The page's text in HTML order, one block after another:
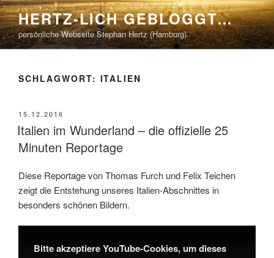
Zum
Inhalt
springen
HERTZ-LICH GEBLOGGT…
persönliche Webseite Stephan Hertz (Hamburg).
SCHLAGWORT: ITALIEN
VERÖFFENTLICHT
AM
15.12.2016
Italien im Wunderland – die offizielle 25
Minuten Reportage
Diese Reportage von Thomas Furch und Felix Teichen
zeigt die Entstehung unseres Italien-Abschnittes in
besonders schönen Bildern.
Bitte akzeptiere YouTube-Cookies, um dieses